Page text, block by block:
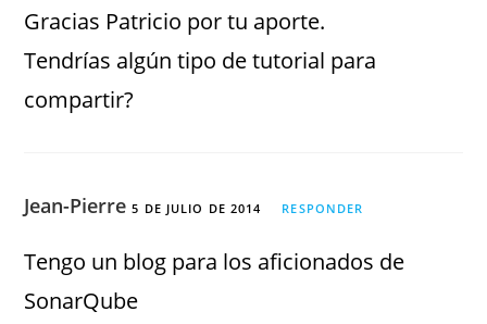
Gracias Patricio por tu aporte.
Tendrías algún tipo de tutorial para
compartir?
Jean-Pierre 5 DE JULIO DE 2014 RESPONDER
Tengo un blog para los aficionados de
SonarQube